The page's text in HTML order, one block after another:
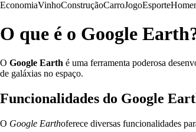
EconomiaVinhoConstruçãoCarroJogoEsporte
O que é o Google
O Google Earth é uma ferramenta poderosa
de galáxias no espaço.
Funcionalidades do Google
O Google Earthoferece diversas funcionalidades